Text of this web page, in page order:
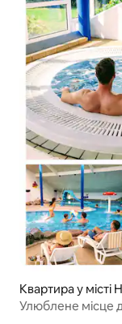
Квартира у місті
Улюблене місце